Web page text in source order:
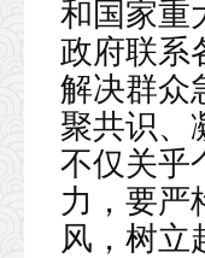
和国家重
政府联系
解决群众
聚共识、
不仅关乎
力，要严
风，树立